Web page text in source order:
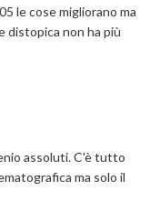
le cose migliorano ma
distopica non ha più
assoluti. C'è tutto
ma solo il